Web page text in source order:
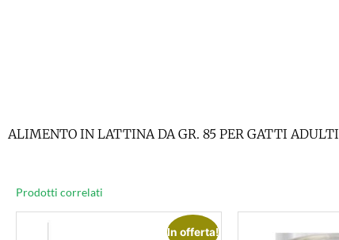
ALIMENTO IN LATTINA DA GR. 85 PER GATTI ADULTI
Prodotti correlati
In offerta!